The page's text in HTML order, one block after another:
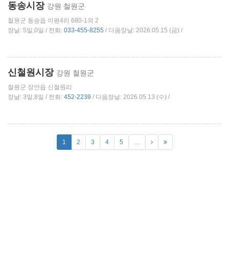
동송시장 강원 철원군
철원군 동송읍 이평4리 680-1외 2
장날: 5일,0일 / 전화: 033-455-8255 / 다음장날: 2026.05.15 (금) /
신철원시장 강원 철원군
철원군 장안읍 신철원리
장날: 3일,8일 / 전화: 452-2239 / 다음장날: 2026.05.13 (수) /
1 2 3 4 5 …